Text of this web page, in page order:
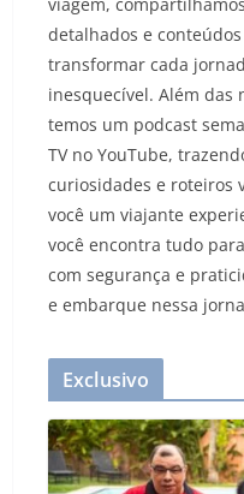
detalhados e
transformar cada
inesquecível. Além das
temos um podcast
TV no YouTube,
curiosidades e roteiros
você um viajante
você encontra tudo
com segurança e
e embarque nessa
Exclusivo